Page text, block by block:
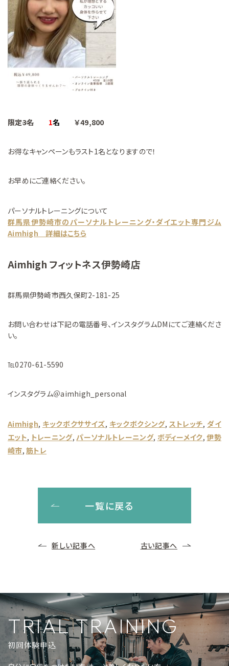
限定3名 1名 ￥49,800
お得なキャンペーンもラスト1名となりますので！
お早めにご連絡ください。
パーソナルトレーニングについて
群馬県伊勢崎市のパーソナルトレーニング・ダイエット専門ジム
Aimhigh 詳細はこちら
Aimhigh フィットネス伊勢崎店
群馬県伊勢崎市西久保町2-181-25
お問い合わせは下記の電話番号、インスタグラムDMにてご連絡くださ
い。
℡0270-61-5590
インスタグラム＠aimhigh_personal
Aimhigh, キックボクササイズ, キックボクシング, ストレッチ, ダイ
エット, トレーニング, パーソナルトレーニング, ボディーメイク, 伊勢
崎市, 筋トレ
一覧に戻る
新しい記事へ 古い記事へ
TRIAL TRAINING
初回体験申込